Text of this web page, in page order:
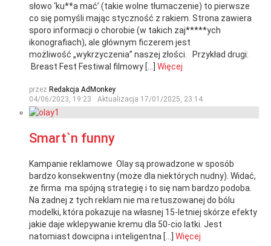
słowo ‘ku**a mać’ (takie wolne tłumaczenie) to pierwsze
co się pomyśli mając styczność z rakiem. Strona zawiera
sporo informacji o chorobie (w takich zaj*****ych
ikonografiach), ale głównym ficzerem jest
możliwość „wykrzyczenia” naszej złości. Przykład drugi:
Breast Fest Festiwal filmowy […] Więcej
przez Redakcja AdMonkey
04/06/2023, 19:23
Aktualizacja 17/01/2025, 23:14
Smart`n funny
Kampanie reklamowe Olay są prowadzone w sposób
bardzo konsekwentny (może dla niektórych nudny). Widać,
że firma ma spójną strategię i to się nam bardzo podoba.
Na żadnej z tych reklam nie ma retuszowanej do bólu
modelki, która pokazuje na własnej 15-letniej skórze efekty
jakie daje wklepywanie kremu dla 50-cio latki. Jest
natomiast dowcipna i inteligentna […] Więcej